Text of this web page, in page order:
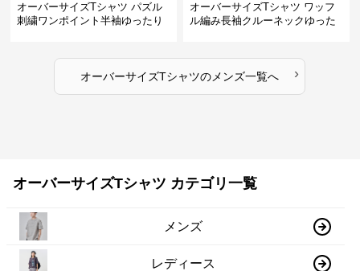
オーバーサイズTシャツ パズル
刺繍ワンポイント半袖ゆったり
オーバーサイズTシャツ ワッフ
ル編み長袖クルーネックゆった
オーバーサイズTシャツの メンズ一覧へ ›
オーバーサイズTシャツ カテゴリ一覧
メンズ
レディース